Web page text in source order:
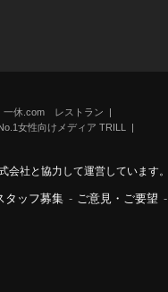
一休.com レストラン
女性向けメディア TRILL
社と協力して運営しています。
タッフ募集 - ご意見・ご要望 -